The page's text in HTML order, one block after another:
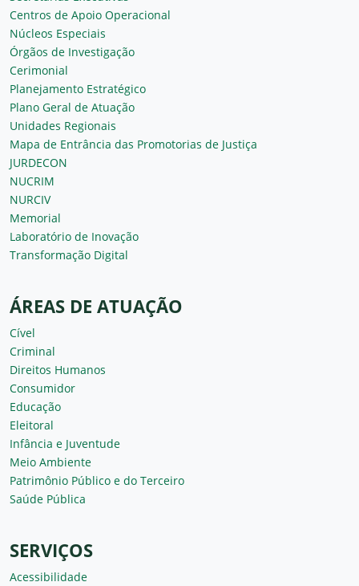
Centros de Apoio Operacional
Núcleos Especiais
Órgãos de Investigação
Cerimonial
Planejamento Estratégico
Plano Geral de Atuação
Unidades Regionais
Mapa de Entrância das Promotorias de Justiça
JURDECON
NUCRIM
NURCIV
Memorial
Laboratório de Inovação
Transformação Digital
ÁREAS DE ATUAÇÃO
Cível
Criminal
Direitos Humanos
Consumidor
Educação
Eleitoral
Infância e Juventude
Meio Ambiente
Patrimônio Público e do Terceiro
Saúde Pública
SERVIÇOS
Acessibilidade